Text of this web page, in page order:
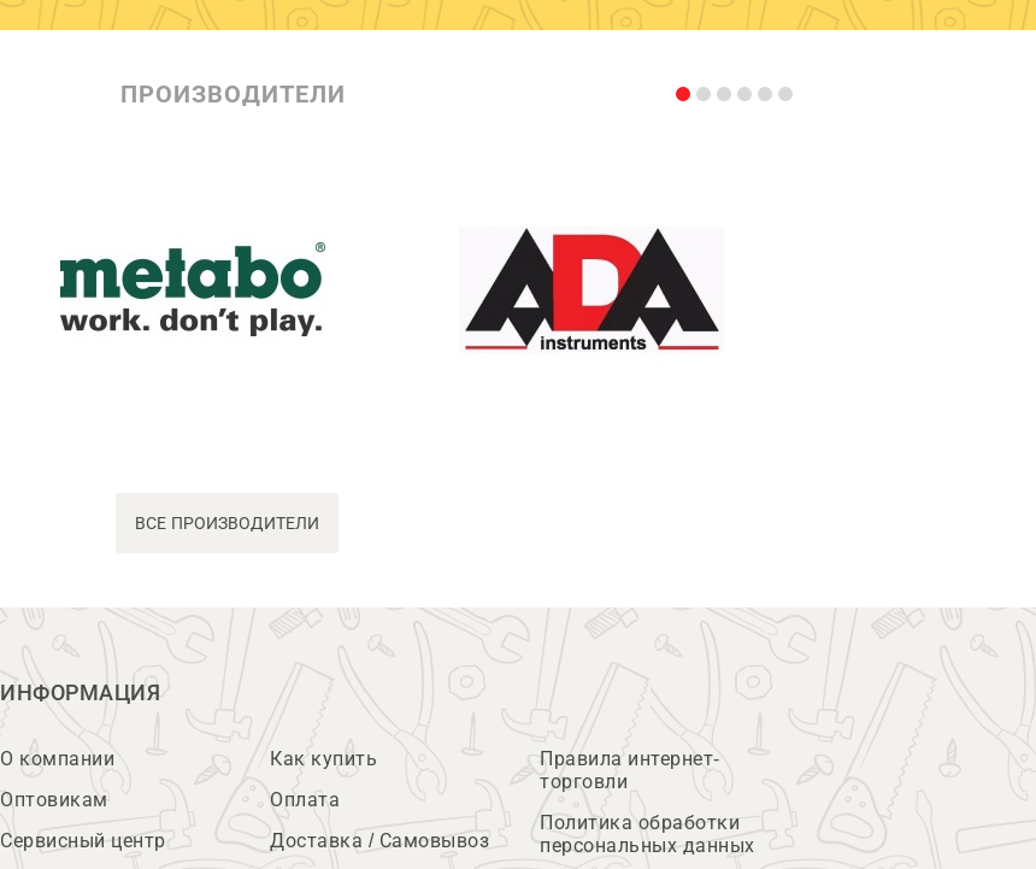
ПРОИЗВОДИТЕЛИ
ВСЕ ПРОИЗВОДИТЕЛИ
ИНФОРМАЦИЯ
О компании
Оптовикам
Сервисный центр
Как купить
Оплата
Доставка / Самовывоз
Правила интернет-
торговли
Политика обработки
персональных данных